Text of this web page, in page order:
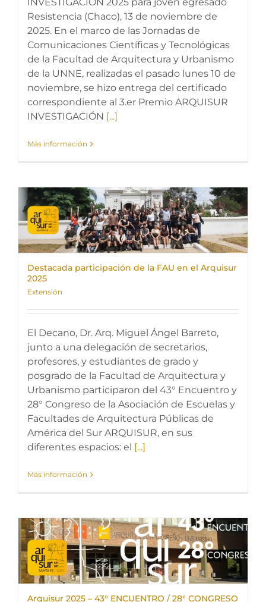
Resistencia (Chaco), 13 de noviembre de
2025. En el marco de las Jornadas de
Comunicaciones Científicas y Tecnológicas
de la Facultad de Arquitectura y Urbanismo
de la UNNE, realizadas el pasado lunes 10 de
noviembre, se hizo entrega del certificado
correspondiente al 3.er Premio ARQUISUR
INVESTIGACIÓN [...]
Más información
Destacada participación de la FAU en el Arquisur
2025
Extensión
El Decano, Dr. Arq. Miguel Ángel Barreto,
junto a una delegación de secretarios,
profesores, y estudiantes de grado y
posgrado de la Facultad de Arquitectura y
Urbanismo participaron del 43° Encuentro y
28° Congreso de la Asociación de Escuelas y
Facultades de Arquitectura Públicas de
América del Sur ARQUISUR, en sus
diferentes espacios: el [...]
Más información
Arquisur 2025 – 43° ENCUENTRO / 28° CONGRESO